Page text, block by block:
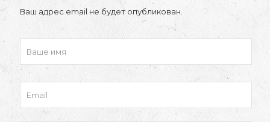
Ваш адрес email не будет опубликован.